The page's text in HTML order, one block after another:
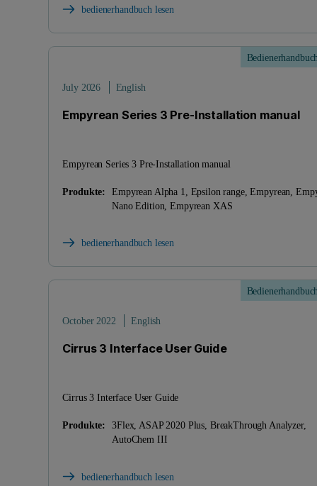
bedienerhandbuch lesen
July 2026 English
Empyrean Series 3 Pre-Installation manual
Empyrean Series 3 Pre-Installation manual
Produkte:
Empyrean Alpha 1, Epsilon range, Empyrean,
Nano Edition, Empyrean XAS
bedienerhandbuch lesen
October 2022 English
Cirrus 3 Interface User Guide
Cirrus 3 Interface User Guide
Produkte:
3Flex, ASAP 2020 Plus, BreakThrough Analyzer,
AutoChem III
bedienerhandbuch lesen